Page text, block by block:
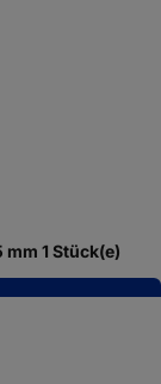
1 Stück(e)